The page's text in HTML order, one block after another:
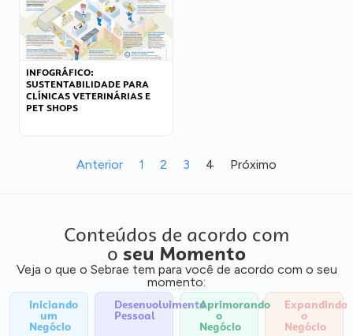
INFOGRÁFICO:
SUSTENTABILIDADE PARA
CLÍNICAS VETERINÁRIAS E
PET SHOPS
Anterior 1 2 3 4 Próximo
Conteúdos de acordo com
o seu Momento
Veja o que o Sebrae tem para você de acordo com o seu
momento:
Iniciando
um
Negócio
Desenvolvimento
Pessoal
Aprimorando
o
Negócio
Expandindo
o
Negócio